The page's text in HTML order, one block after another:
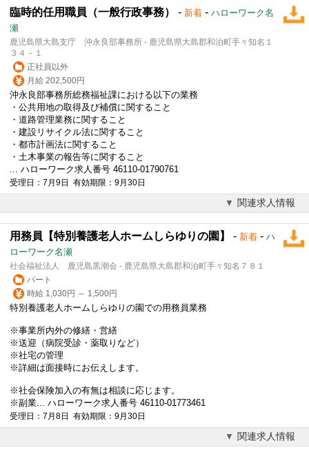
臨時的任用職員（一般行政事務） - 新着 - ハローワーク名
瀬
鹿児島県大島支庁 沖永良部事務所 - 鹿児島県大島郡和泊町手々知名１
３４－１
正社員以外
月給 202,500円
沖永良部事務所総務福祉課における以下の業務
・公共用地の取得及び補償に関すること
・道路管理業務に関すること
・建設リサイクル法に関すること
・都市計画法に関すること
・土木事業の報告等に関すること
... ハローワーク求人番号 46110-01790761
受理日：7月9日 有効期限：9月30日
関連求人情報
用務員【特別養護老人ホームしらゆりの園】 - 新着 - ハ
ローワーク名瀬
社会福祉法人 鹿児島黒潮会 - 鹿児島県大島郡和泊町手々知名７８１
パート
時給 1,030円 ～ 1,500円
特別養護老人ホームしらゆりの園での用務員業務
※事業所内外の修繕・営繕
※送迎（病院受診・薬取りなど）
※社宅の管理
※詳細は面接時にお伝えします。
※社会保険加入の有無は相談に応じます。
※副業... ハローワーク求人番号 46110-01773461
受理日：7月8日 有効期限：9月30日
関連求人情報